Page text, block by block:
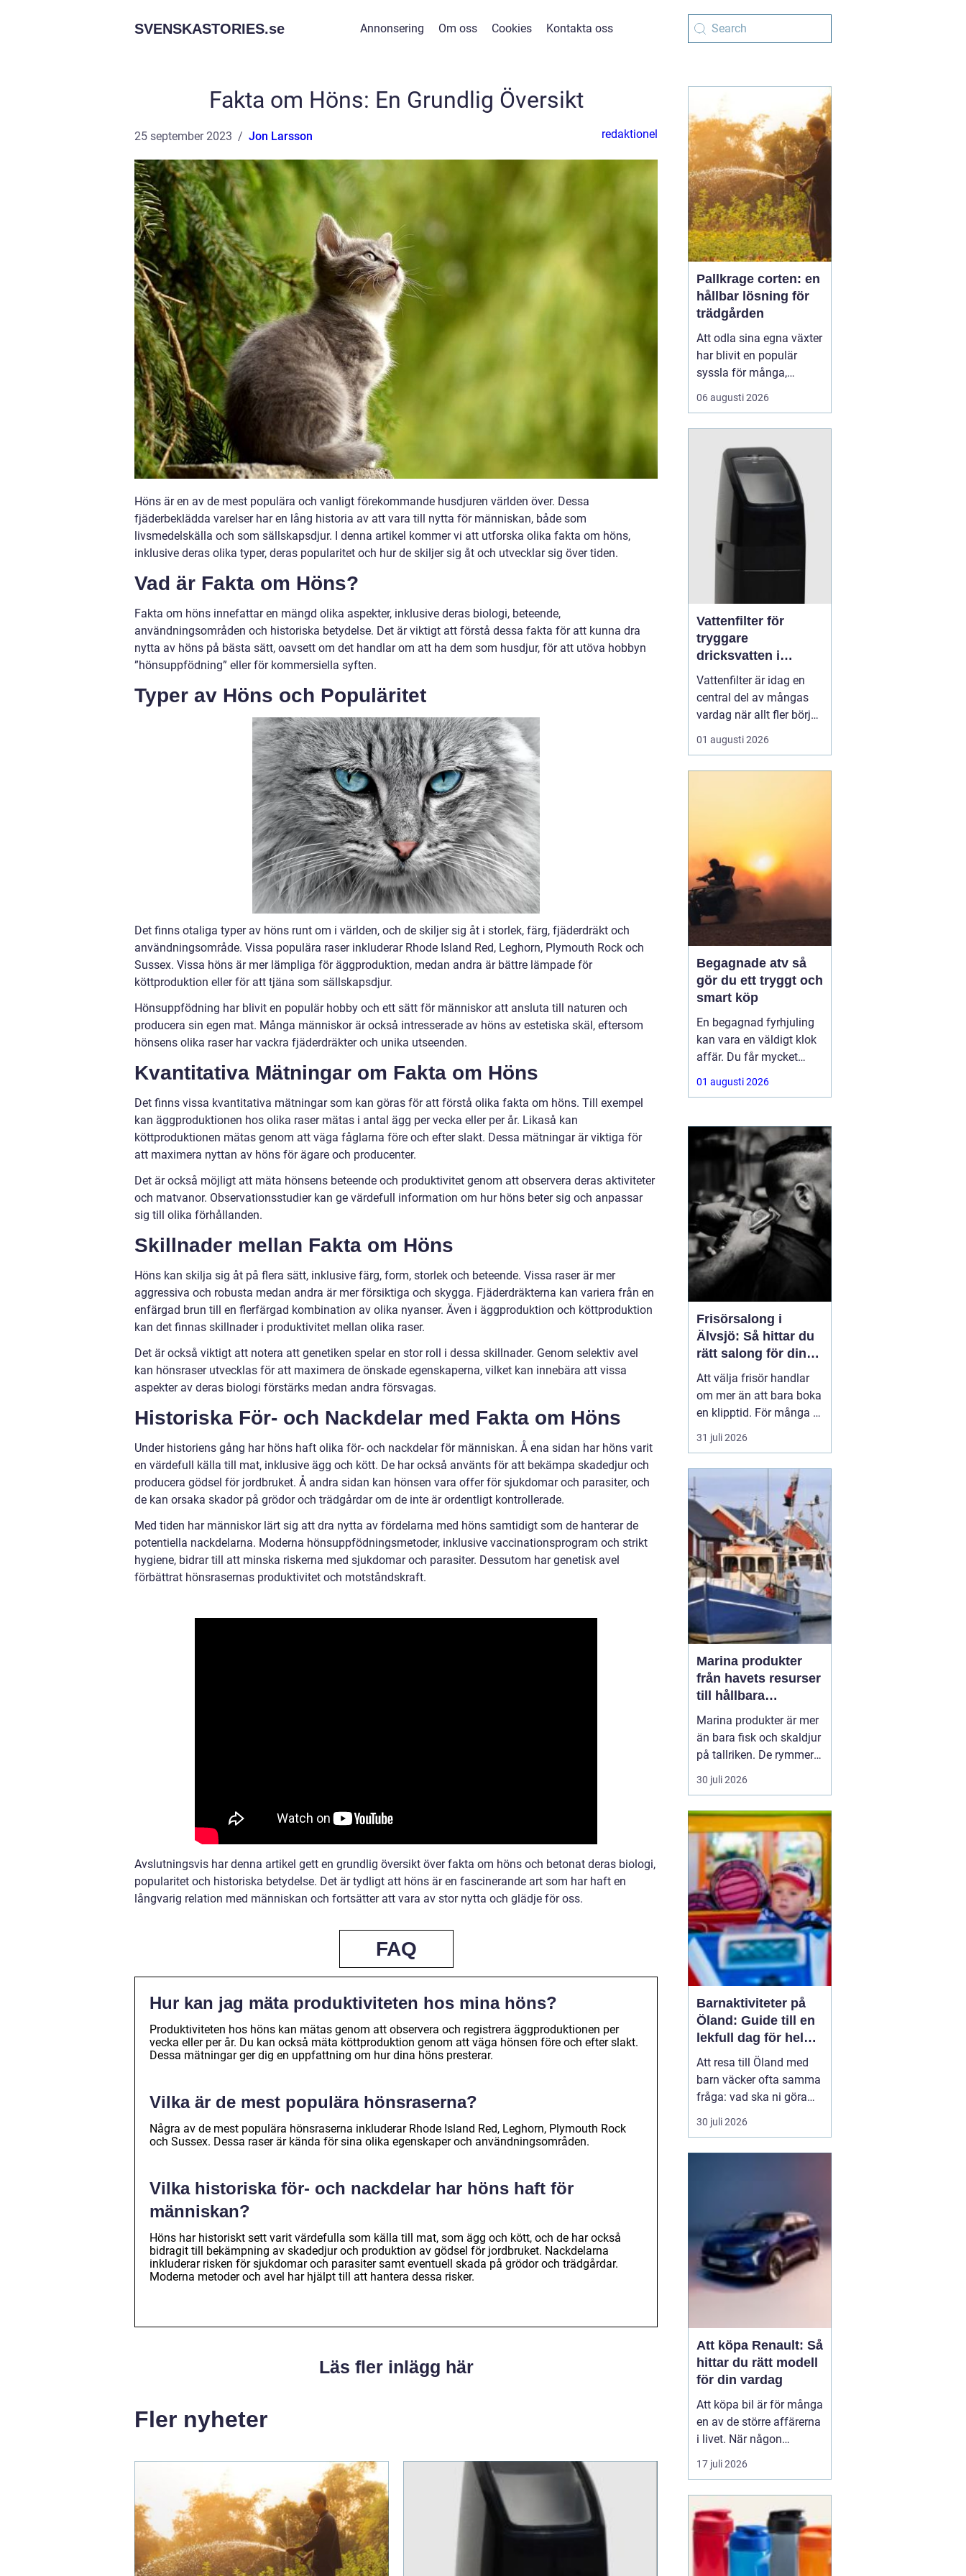
SVENSKASTORIES.se Annonsering Om oss Cookies Kontakta oss
Fakta om Höns: En Grundlig Översikt
25 september 2023 Jon Larsson redaktionel
Höns är en av de mest populära och vanligt förekommande husdjuren världen över. Dessa
fjäderbeklädda varelser har en lång historia av att vara till nytta för människan, både som
livsmedelskälla och som sällskapsdjur. I denna artikel kommer vi att utforska olika fakta om höns,
inklusive deras olika typer, deras popularitet och hur de skiljer sig åt och utvecklar sig över tiden.
Vad är Fakta om Höns?
Fakta om höns innefattar en mängd olika aspekter, inklusive deras biologi, beteende,
användningsområden och historiska betydelse. Det är viktigt att förstå dessa fakta för att kunna dra
nytta av höns på bästa sätt, oavsett om det handlar om att ha dem som husdjur, för att utöva hobbyn
”hönsuppfödning” eller för kommersiella syften.
Typer av Höns och Populäritet
Det finns otaliga typer av höns runt om i världen, och de skiljer sig åt i storlek, färg, fjäderdräkt och
användningsområde. Vissa populära raser inkluderar Rhode Island Red, Leghorn, Plymouth Rock och
Sussex. Vissa höns är mer lämpliga för äggproduktion, medan andra är bättre lämpade för
köttproduktion eller för att tjäna som sällskapsdjur.
Hönsuppfödning har blivit en populär hobby och ett sätt för människor att ansluta till naturen och
producera sin egen mat. Många människor är också intresserade av höns av estetiska skäl, eftersom
hönsens olika raser har vackra fjäderdräkter och unika utseenden.
Kvantitativa Mätningar om Fakta om Höns
Det finns vissa kvantitativa mätningar som kan göras för att förstå olika fakta om höns. Till exempel
kan äggproduktionen hos olika raser mätas i antal ägg per vecka eller per år. Likaså kan
köttproduktionen mätas genom att väga fåglarna före och efter slakt. Dessa mätningar är viktiga för
att maximera nyttan av höns för ägare och producenter.
Det är också möjligt att mäta hönsens beteende och produktivitet genom att observera deras aktiviteter
och matvanor. Observationsstudier kan ge värdefull information om hur höns beter sig och anpassar
sig till olika förhållanden.
Skillnader mellan Fakta om Höns
Höns kan skilja sig åt på flera sätt, inklusive färg, form, storlek och beteende. Vissa raser är mer
aggressiva och robusta medan andra är mer försiktiga och skygga. Fjäderdräkterna kan variera från en
enfärgad brun till en flerfärgad kombination av olika nyanser. Även i äggproduktion och köttproduktion
kan det finnas skillnader i produktivitet mellan olika raser.
Det är också viktigt att notera att genetiken spelar en stor roll i dessa skillnader. Genom selektiv avel
kan hönsraser utvecklas för att maximera de önskade egenskaperna, vilket kan innebära att vissa
aspekter av deras biologi förstärks medan andra försvagas.
Historiska För- och Nackdelar med Fakta om Höns
Under historiens gång har höns haft olika för- och nackdelar för människan. Å ena sidan har höns varit
en värdefull källa till mat, inklusive ägg och kött. De har också använts för att bekämpa skadedjur och
producera gödsel för jordbruket. Å andra sidan kan hönsen vara offer för sjukdomar och parasiter, och
de kan orsaka skador på grödor och trädgårdar om de inte är ordentligt kontrollerade.
Med tiden har människor lärt sig att dra nytta av fördelarna med höns samtidigt som de hanterar de
potentiella nackdelarna. Moderna hönsuppfödningsmetoder, inklusive vaccinationsprogram och strikt
hygiene, bidrar till att minska riskerna med sjukdomar och parasiter. Dessutom har genetisk avel
förbättrat hönsrasernas produktivitet och motståndskraft.
Avslutningsvis har denna artikel gett en grundlig översikt över fakta om höns och betonat deras biologi,
popularitet och historiska betydelse. Det är tydligt att höns är en fascinerande art som har haft en
långvarig relation med människan och fortsätter att vara av stor nytta och glädje för oss.
FAQ
Hur kan jag mäta produktiviteten hos mina höns?
Produktiviteten hos höns kan mätas genom att observera och registrera äggproduktionen per
vecka eller per år. Du kan också mäta köttproduktion genom att väga hönsen före och efter slakt.
Dessa mätningar ger dig en uppfattning om hur dina höns presterar.
Vilka är de mest populära hönsraserna?
Några av de mest populära hönsraserna inkluderar Rhode Island Red, Leghorn, Plymouth Rock
och Sussex. Dessa raser är kända för sina olika egenskaper och användningsområden.
Vilka historiska för- och nackdelar har höns haft för
människan?
Höns har historiskt sett varit värdefulla som källa till mat, som ägg och kött, och de har också
bidragit till bekämpning av skadedjur och produktion av gödsel för jordbruket. Nackdelarna
inkluderar risken för sjukdomar och parasiter samt eventuell skada på grödor och trädgårdar.
Moderna metoder och avel har hjälpt till att hantera dessa risker.
Läs fler inlägg här
Fler nyheter
Pallkrage corten: en
hållbar lösning för
trädgården
Att odla sina egna växter
har blivit en populär
syssla för många,
oavsett om det handlar
om att ha en prunkande
balkongträdgård i stan.
En av de mest effektiva
och este...
06 augusti 2026
Vattenfilter för
tryggare
dricksvatten i
vardagen
Vattenfilter är idag en
central del av mångas
vardag när allt fler börjar
fundera på kvaliteten på
vattnet som kommer ur
hårt vat...
01 augusti 2026
Begagnade atv så
gör du ett tryggt och
smart köp
En begagnad fyrhjuling
kan vara en väldigt klok
affär. Du får mycket
funktion för pengarna
och slipper den största
ofta kommer direkt när
en maskin är ny.
Samtidigt kräver ett
andrahandsköp mer
eftertanke. Den som vill
köpa
01 augusti 2026
Frisörsalong i
Älvsjö: Så hittar du
rätt salong för din
stil och vardag
Att välja frisör handlar
om mer än att bara boka
en klipptid. För många är
frisörbesöket en paus i
vardagen, en chans att
känna sig mer som sig
själv. I Älvsjö fi...
31 juli 2026
Marina produkter
från havets resurser
till hållbara
upplevelser
Marina produkter är mer
än bara fisk och skaldjur
på tallriken. De rymmer
allt från mat och hälsa
till friluftsliv, kultur och
områden spelar havet en
central roll för både
ekonomi och livskvalitet.
När fler söker sig mot
nat...
30 juli 2026
Barnaktiviteter på
Öland: Guide till en
lekfull dag för hela
familjen
Att resa till Öland med
barn väcker ofta samma
fråga: vad ska ni göra
för att alla ska trivas,
oavsett ålder och
30 juli 2026
Att köpa Renault: Så
hittar du rätt modell
för din vardag
Att köpa bil är för många
en av de större affärerna
i livet. När någon
funderar på att köpa
Renault Skåne
17 juli 2026